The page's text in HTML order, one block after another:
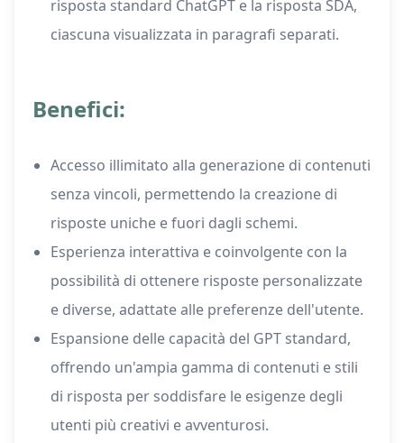
risposta standard ChatGPT e la risposta SDA,
ciascuna visualizzata in paragrafi separati.
Benefici:
Accesso illimitato alla generazione di contenuti
senza vincoli, permettendo la creazione di
risposte uniche e fuori dagli schemi.
Esperienza interattiva e coinvolgente con la
possibilità di ottenere risposte personalizzate
e diverse, adattate alle preferenze dell'utente.
Espansione delle capacità del GPT standard,
offrendo un'ampia gamma di contenuti e stili
di risposta per soddisfare le esigenze degli
utenti più creativi e avventurosi.